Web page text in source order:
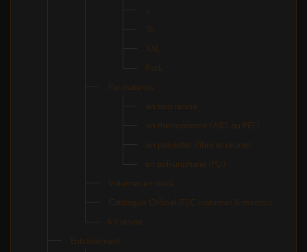
L
XL
XXL
Pack
Par matériau
en bois résiné
en thermoformé (ABS ou PET)
en polyester (fibre et résine)
en polyuréthane (PU)
Volumes en stock
Catalogue Officiel IFSC (volumes & macros)
Kit résine
Entraînement